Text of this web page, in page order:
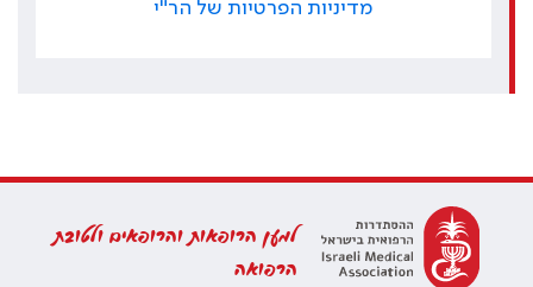
מדיניות הפרטיות של הר"י
למען הרופאות והרופאים ולטובת
הרפואה